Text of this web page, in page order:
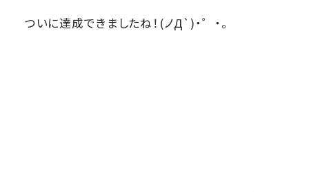
ついに達成できましたね！(ノД`)・゜・。